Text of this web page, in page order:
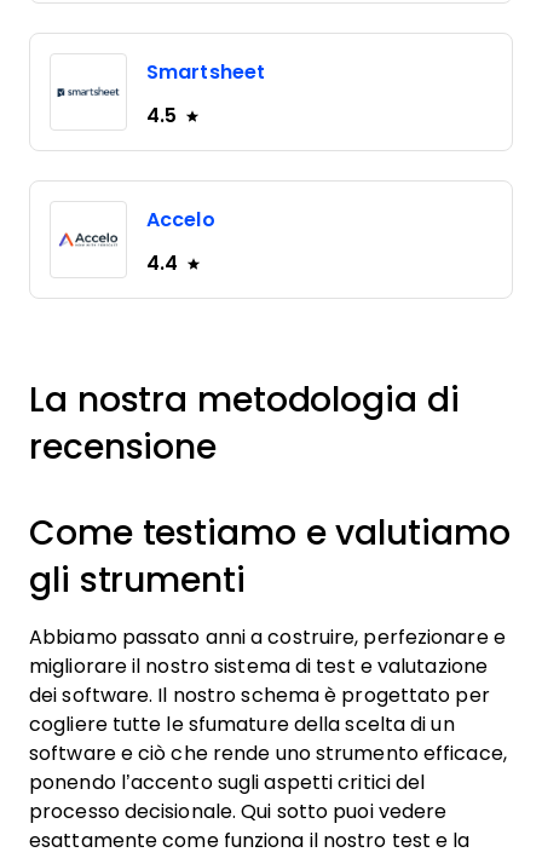
Smartsheet
4.5
Accelo
4.4
La nostra metodologia di
recensione
Come testiamo e valutiamo
gli strumenti
Abbiamo passato anni a costruire, perfezionare e
migliorare il nostro sistema di test e valutazione
dei software. Il nostro schema è progettato per
cogliere tutte le sfumature della scelta di un
software e ciò che rende uno strumento efficace,
ponendo l’accento sugli aspetti critici del
processo decisionale. Qui sotto puoi vedere
esattamente come funziona il nostro test e la